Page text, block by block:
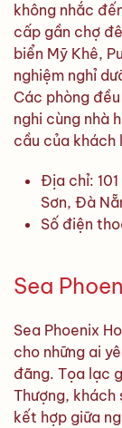
không nhắc
cấp gần chợ
biển Mỹ Khê,
nghiệm nghỉ
Các phòng
nghi cùng nhà
cầu của khách
Địa chỉ:
Sơn, Đà
Số điện
Sea
Sea Phoenix
cho những ai
đãng. Tọa lạc
Thượng, khách
kết hợp giữa